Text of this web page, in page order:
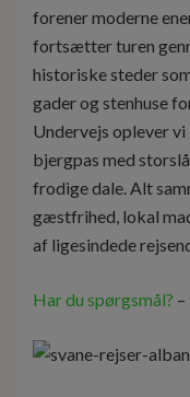
forener moderne
fortsætter turen
historiske steder
gader og stenhuse
Undervejs oplever
bjergpas med
frodige dale. Alt
gæstfrihed, lokal
af ligesindede
Har du spørgsmål?